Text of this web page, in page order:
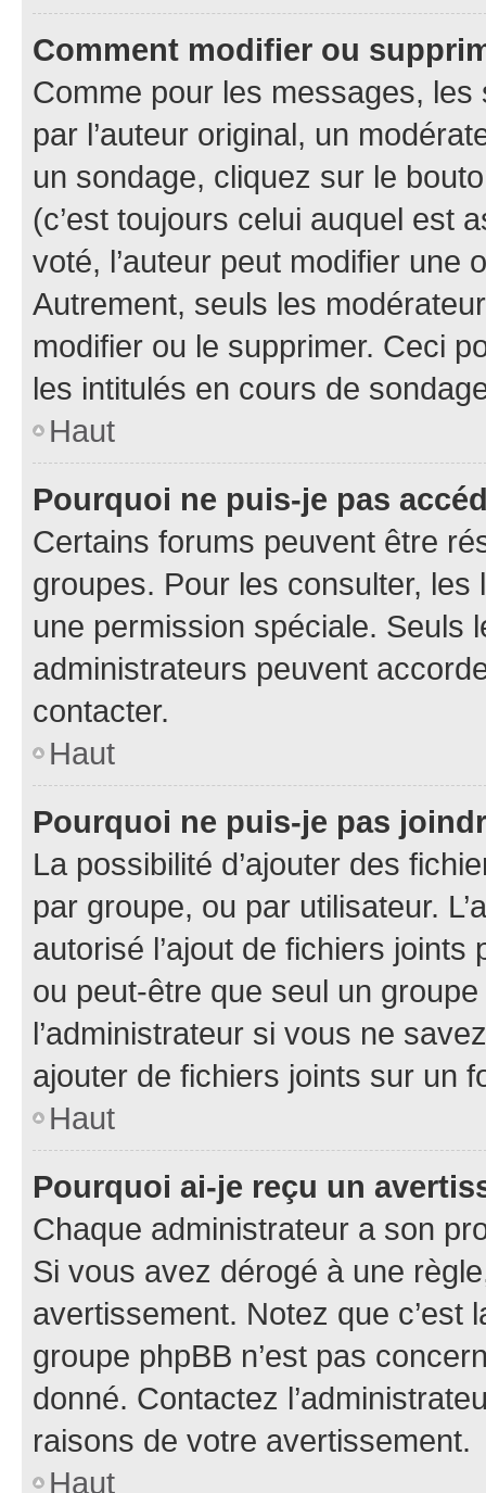
Comment modifier ou
Comme pour les messages,
par l’auteur original, un
un sondage, cliquez sur le
(c’est toujours celui auquel est
voté, l’auteur peut modifier une
Autrement, seuls les
modifier ou le supprimer. Ceci
les intitulés en cours de
Haut
Pourquoi ne puis-je pas
Certains forums peuvent être
groupes. Pour les consulter,
une permission spéciale. Seuls
administrateurs peuvent
contacter.
Haut
Pourquoi ne puis-je pas
La possibilité d’ajouter des
par groupe, ou par utilisateur.
autorisé l’ajout de fichiers
ou peut-être que seul un
l’administrateur si vous ne
ajouter de fichiers joints sur un
Haut
Pourquoi ai-je reçu un
Chaque administrateur a son
Si vous avez dérogé à une
avertissement. Notez que c’est
groupe phpBB n’est pas
donné. Contactez
raisons de votre avertissement.
Haut